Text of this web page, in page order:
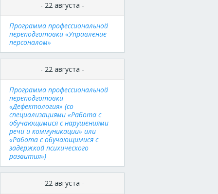
- 22 августа -
Программа профессиональной
переподготовки «Управление
персоналом»
- 22 августа -
Программа профессиональной
переподготовки
«Дефектология» (со
специализациями «Работа с
обучающимися с нарушениями
речи и коммуникации» или
«Работа с обучающимися с
задержкой психического
развития»)
- 22 августа -